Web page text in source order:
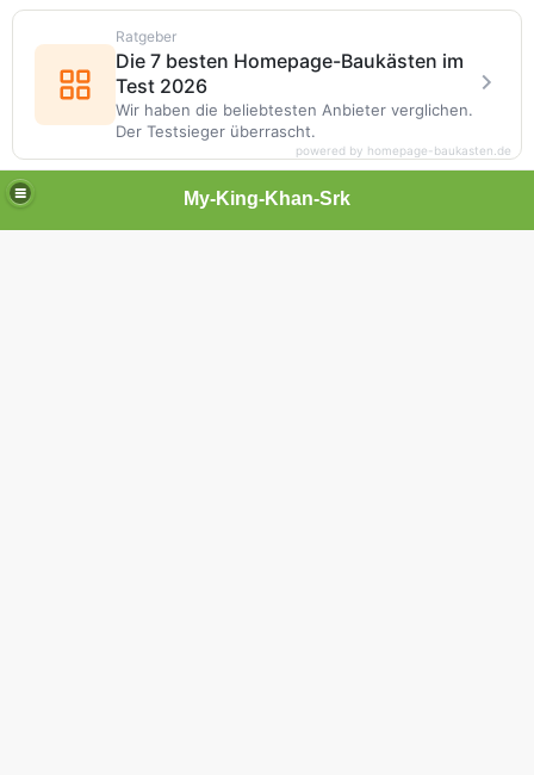
My-King-Khan-Srk
Ratgeber
Die 7 besten Homepage-Baukästen im
Test 2026
Wir haben die beliebtesten Anbieter verglichen.
Der Testsieger überrascht.
powered by homepage-baukasten.de